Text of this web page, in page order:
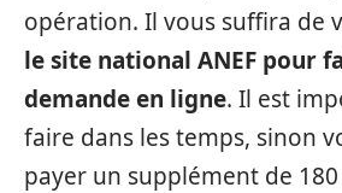
opération. Il vous suffira de
le site national ANEF pour
demande en ligne. Il est
faire dans les temps, sinon
payer un supplément de